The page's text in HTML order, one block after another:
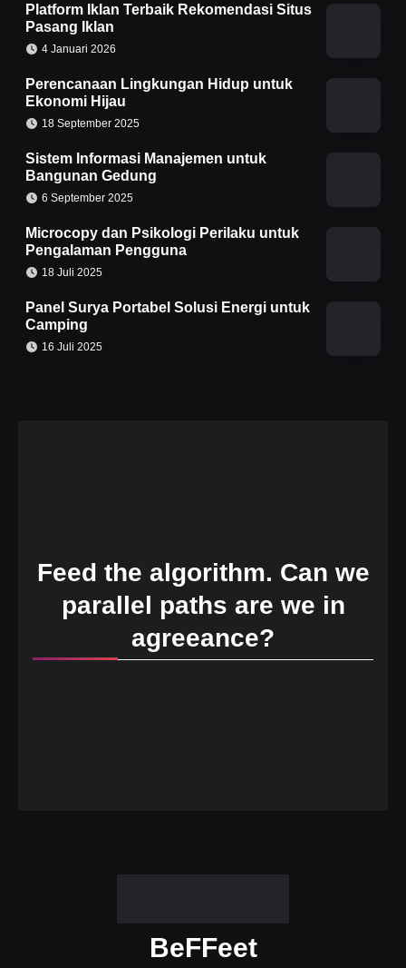
Platform Iklan Terbaik Rekomendasi Situs
Pasang Iklan
4 Januari 2026
Perencanaan Lingkungan Hidup untuk
Ekonomi Hijau
18 September 2025
Sistem Informasi Manajemen untuk
Bangunan Gedung
6 September 2025
Microcopy dan Psikologi Perilaku untuk
Pengalaman Pengguna
18 Juli 2025
Panel Surya Portabel Solusi Energi untuk
Camping
16 Juli 2025
Feed the algorithm. Can we
parallel paths are we in
agreeance?
BeFFeet